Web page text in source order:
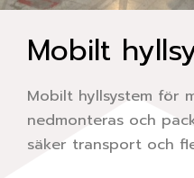
Mobilt
Mobilt hyllsystem för
nedmonteras och
säker transport och